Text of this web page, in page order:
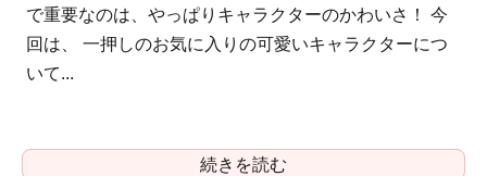
で重要なのは、やっぱりキャラクターのかわいさ！ 今
回は、 一押しのお気に入りの可愛いキャラクターにつ
いて...
続きを読む